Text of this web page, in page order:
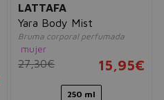
LATTAFA
Yara Body Mist
Bruma corporal perfumada
mujer
27,30€ 15,95€
250 ml